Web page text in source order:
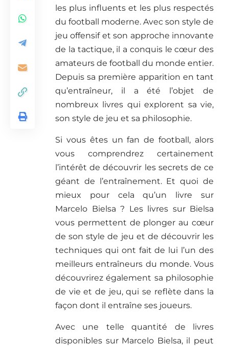
les plus influents et les plus respectés
du football moderne. Avec son style de
jeu offensif et son approche innovante
de la tactique, il a conquis le cœur des
amateurs de football du monde entier.
Depuis sa première apparition en tant
qu’entraîneur, il a été l’objet de
nombreux livres qui explorent sa vie,
son style de jeu et sa philosophie.
Si vous êtes un fan de football, alors
vous comprendrez certainement
l’intérêt de découvrir les secrets de ce
géant de l’entraînement. Et quoi de
mieux pour cela qu’un livre sur
Marcelo Bielsa ? Les livres sur Bielsa
vous permettent de plonger au cœur
de son style de jeu et de découvrir les
techniques qui ont fait de lui l’un des
meilleurs entraîneurs du monde. Vous
découvrirez également sa philosophie
de vie et de jeu, qui se reflète dans la
façon dont il entraîne ses joueurs.
Avec une telle quantité de livres
disponibles sur Marcelo Bielsa, il peut